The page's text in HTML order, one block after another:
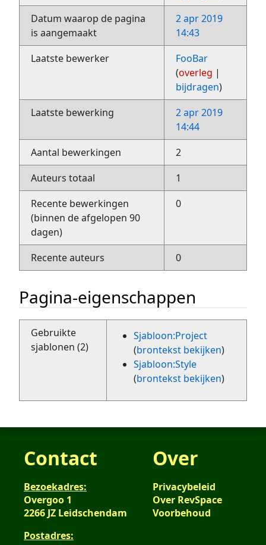
Datum waarop de pagina
is aangemaakt
2 apr 2019
14:43
Laatste bewerker
FooBar
(overleg |
bijdragen)
Laatste bewerking
2 apr 2019
14:44
Aantal bewerkingen
2
Auteurs totaal
1
Recente bewerkingen
(binnen de afgelopen 90
dagen)
0
Recente auteurs 0
Pagina-eigenschappen
Gebruikte
sjablonen (2)
Sjabloon:Project
(brontekst bekijken)
Sjabloon:Style
(brontekst bekijken)
Contact
Bezoekadres:
Overgoo 1
2266 JZ Leidschendam
Postadres:
Over
Privacybeleid
Over RevSpace
Voorbehoud